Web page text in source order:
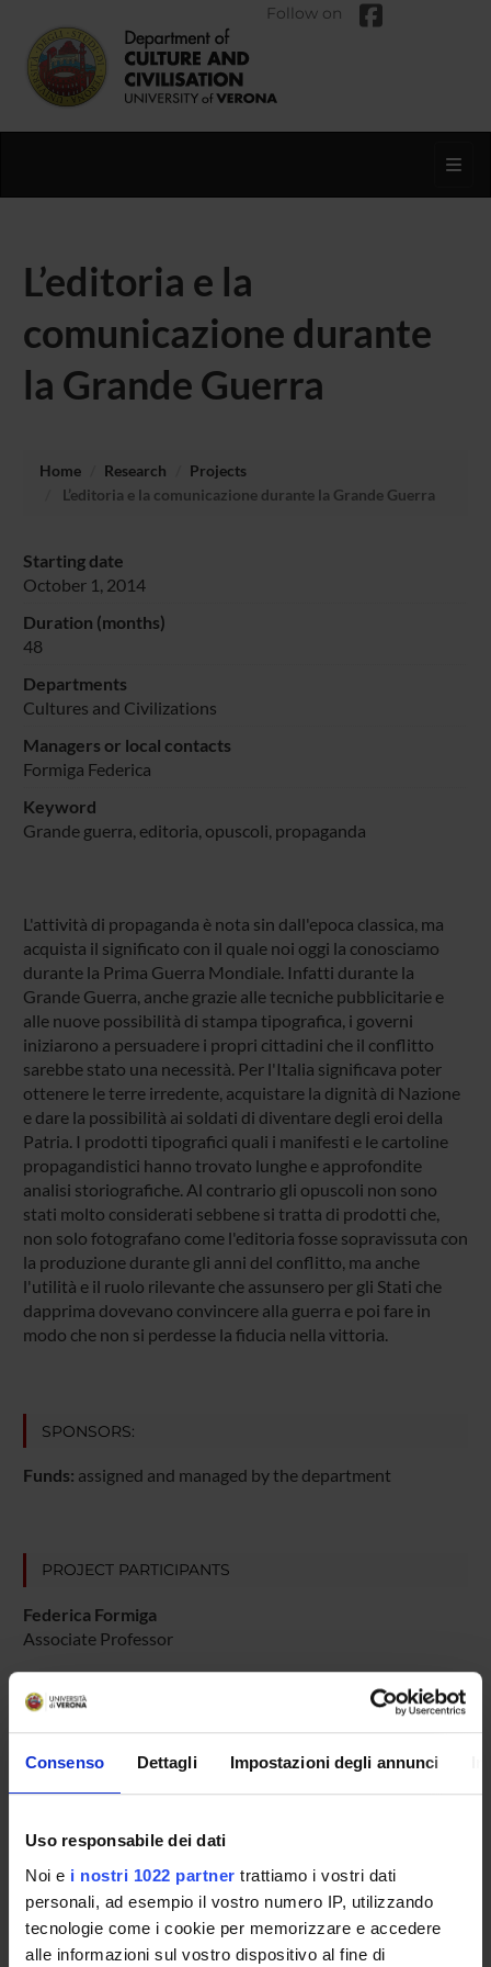
Consenso Dettagli Impostazioni degli annunci
Uso responsabile dei dati
Noi e i nostri 1022 partner trattiamo i vostri dati
personali, ad esempio il vostro numero IP, utilizzando
tecnologie come i cookie per memorizzare e accedere
alle informazioni sul vostro dispositivo al fine di
Follow on
L’editoria e la
comunicazione durante
la Grande Guerra
Home Research
Projects
L’editoria e la comunicazione durante la Grande Guerra
Starting date
October 1, 2014
Duration (months)
48
Departments
Cultures and Civilizations
Managers or local contacts
Formiga Federica
Keyword
Grande guerra, editoria, opuscoli, propaganda
L'attività di propaganda è nota sin dall'epoca classica, ma
acquista il significato con il quale noi oggi la conosciamo
durante la Prima Guerra Mondiale. Infatti durante la
Grande Guerra, anche grazie alle tecniche pubblicitarie e
alle nuove possibilità di stampa tipografica, i governi
iniziarono a persuadere i propri cittadini che il conflitto
sarebbe stato una necessità. Per l'Italia significava poter
ottenere le terre irredente, acquistare la dignità di Nazione
e dare la possibilità ai soldati di diventare degli eroi della
Patria. I prodotti tipografici quali i manifesti e le cartoline
propagandistici hanno trovato lunghe e approfondite
analisi storiografiche. Al contrario gli opuscoli non sono
stati molto considerati sebbene si tratta di prodotti che,
non solo fotografano come l'editoria fosse sopravissuta con
la produzione durante gli anni del conflitto, ma anche
l'utilità e il ruolo rilevante che assunsero per gli Stati che
dapprima dovevano convincere alla guerra e poi fare in
modo che non si perdesse la fiducia nella vittoria.
SPONSORS:
Funds: assigned and managed by the department
PROJECT PARTICIPANTS
Federica Formiga
Associate Professor
COLLABORATORI ESTERNI
RESEARCH AREAS INVOLVED IN THE PROJECT
Storia e Antropologia
Cultural heritage, cultural identities and memories